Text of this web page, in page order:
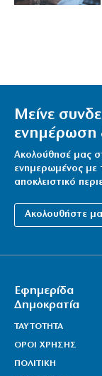
Μείνε
ενημέρωση
Ακολούθησέ μας
ενημερωμένος με
αποκλειστικό
Ακολουθήστε
Εφημερίδα
Δημοκρατία
ΤΑΥΤΟΤΗΤΑ
ΟΡΟΙ ΧΡΗΣΗΣ
ΠΟΛΙΤΙΚΗ